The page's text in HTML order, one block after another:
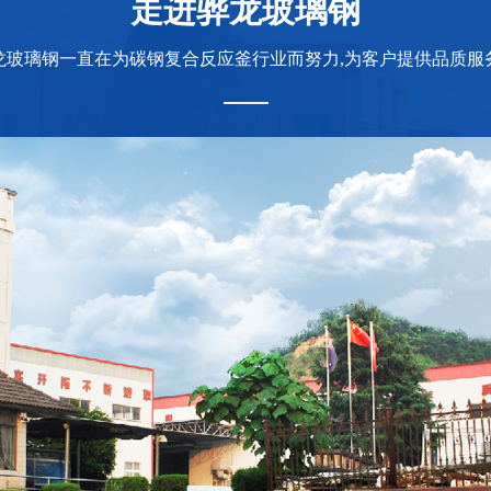
走进骅龙玻璃钢
玻璃钢一直在为碳钢复合反应釜行业而努力,为客户提供品质服